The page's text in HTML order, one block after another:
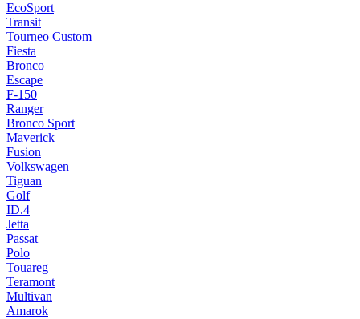
EcoSport
Transit
Tourneo Custom
Fiesta
Bronco
Escape
F-150
Ranger
Bronco Sport
Maverick
Fusion
Volkswagen
Tiguan
Golf
ID.4
Jetta
Passat
Polo
Touareg
Teramont
Multivan
Amarok